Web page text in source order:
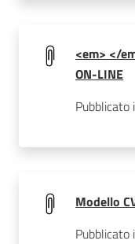
<em> </
ON-LINE
Modello